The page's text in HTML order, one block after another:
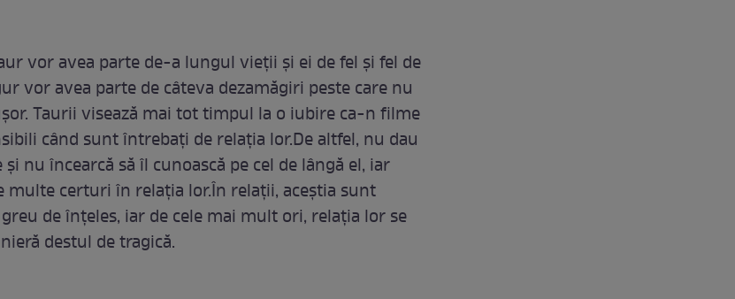
vor avea parte de-a lungul vieții și ei de fel și fel de
vor avea parte de câteva dezamăgiri peste care nu
Taurii visează mai tot timpul la o iubire ca-n filme
când sunt întrebați de relația lor.De altfel, nu dau
nu încearcă să îl cunoască pe cel de lângă el, iar
multe certuri în relația lor.În relații, aceștia sunt
de înțeles, iar de cele mai mult ori, relația lor se
destul de tragică.